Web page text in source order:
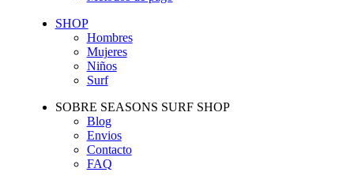
SHOP
Hombres
Mujeres
Niños
Surf
SOBRE SEASONS SURF SHOP
Blog
Envios
Contacto
FAQ